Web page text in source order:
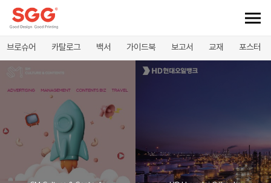
브로슈어 카탈로그 백서 가이드북 보고서 교재 포스터